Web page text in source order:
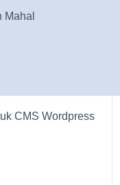
Mahal
CMS Wordpress